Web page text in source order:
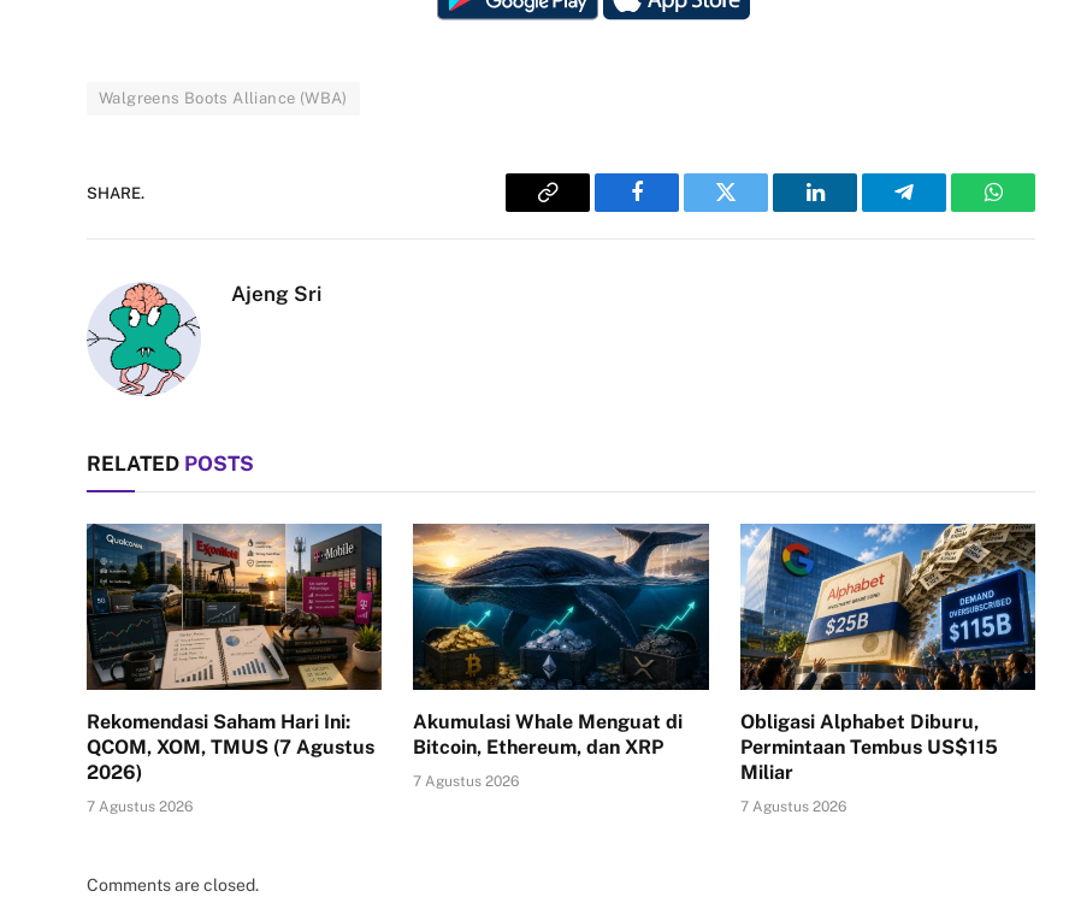
Walgreens Boots Alliance (WBA)
SHARE.
Copy
Facebook Twitter LinkedIn Telegram WhatsApp
Ajeng Sri
RELATED POSTS
Rekomendasi Saham Hari Ini:
QCOM, XOM, TMUS (7 Agustus
2026)
7 Agustus 2026
Akumulasi Whale Menguat di
Bitcoin, Ethereum, dan XRP
7 Agustus 2026
Obligasi Alphabet Diburu,
Permintaan Tembus US$115
Miliar
7 Agustus 2026
Comments are closed.